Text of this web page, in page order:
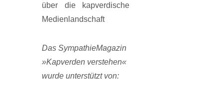
über die kapverdische
Medienlandschaft
Das SympathieMagazin
»Kapverden verstehen«
wurde unterstützt von: